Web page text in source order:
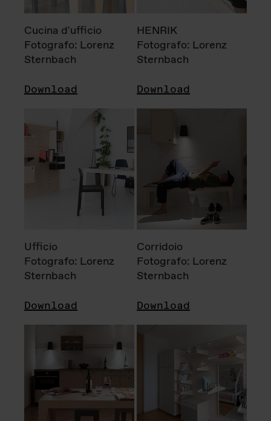
Cucina d'ufficio
Fotografo: Lorenz
Sternbach
Download
HENRIK
Fotografo: Lorenz
Sternbach
Download
Ufficio
Fotografo: Lorenz
Sternbach
Download
Corridoio
Fotografo: Lorenz
Sternbach
Download